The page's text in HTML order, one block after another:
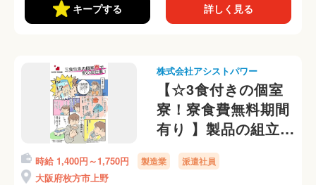
キープする 詳しく見る
株式会社アシストパワー
【☆3食付きの個室
寮！寮食費無料期間
有り 】製品の組立て
作業など！即日入
寮・日払いOK◎
時給 1,400円～1,750円 製造業 派遣社員
大阪府枚方市上野